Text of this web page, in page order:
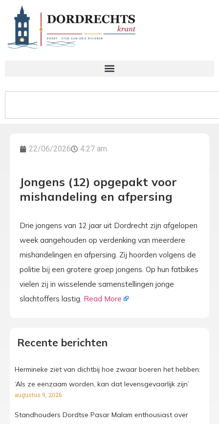
22/06/2026 4:27 am
Jongens (12) opgepakt voor
mishandeling en afpersing
Drie jongens van 12 jaar uit Dordrecht zijn afgelopen
week aangehouden op verdenking van meerdere
mishandelingen en afpersing. Zij hoorden volgens de
politie bij een grotere groep jongens. Op hun fatbikes
vielen zij in wisselende samenstellingen jonge
slachtoffers lastig. Read More
Recente berichten
Hermineke ziet van dichtbij hoe zwaar boeren het hebben:
‘Als ze eenzaam worden, kan dat levensgevaarlijk zijn’
augustus 9, 2026
Standhouders Dordtse Pasar Malam enthousiast over